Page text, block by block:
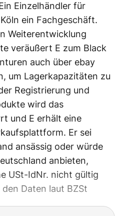
Einzelhändler für
ein Fachgeschäft.
Weiterentwicklung
veräußert E zum Black
auch über ebay
um Lagerkapazitäten zu
Registrierung und
wird das
und E erhält eine
Er sei
ansässig oder würde
anbieten,
USt-IdNr. nicht gültig
Daten laut BZSt